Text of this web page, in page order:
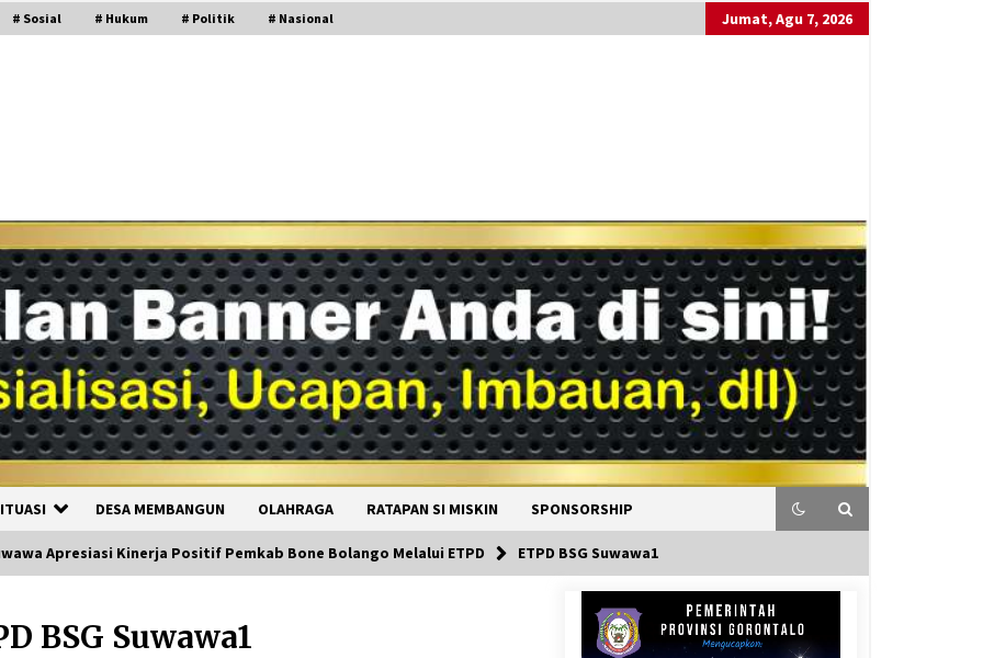
# Sosial # Hukum # Politik # Nasional Jumat, Agu 7, 2026
DESA MEMBANGUN OLAHRAGA RATAPAN SI MISKIN SPONSORSHIP
Apresiasi Kinerja Positif Pemkab Bone Bolango Melalui ETPD ETPD BSG Suwawa1
BSG Suwawa1